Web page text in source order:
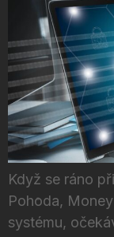
Když se ráno
Pohoda,
systému,